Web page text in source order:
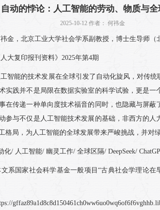
自动的悖论：人工智能的劳动、物质与
2025-10-12 作者： 何祎金
祎金，北京工业大学社会学系副教授，博士生导师（
大复印报刊资料》2025年第4期
工智能的技术发展在全球引发了自动化旋风，对传
实践并不是局限在数据实验室的科学试验，更是
在传递一种单向度技术福音的同时，也隐藏与屏
参与不仅是人工智能技术发展的基础，非西方的
格局，为人工智能的全球发展带来严峻挑战，并对
化/ 人工智能/ 幽灵工作/ 全球区隔/ DeepSeek/
文系国家社会科学基金一般项目“古典社会学理论